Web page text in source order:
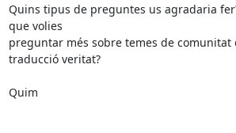
Quins tipus de preguntes us agradaria
que volies
preguntar més sobre temes de comunitat
traducció veritat?
Quim